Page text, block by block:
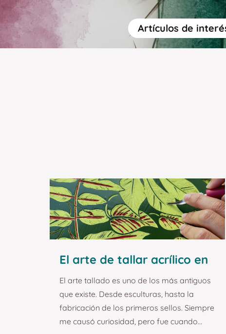
Artículos de
El arte de tallar acrílico en
casa.
El arte tallado es uno de los más antiguos
que existe. Desde esculturas, hasta la
fabricación de los primeros sellos. Siempre
me causó curiosidad, pero fue cuando